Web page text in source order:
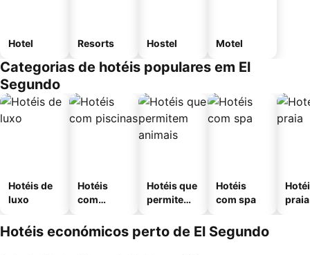
Hotel Resorts Hostel Motel
Categorias de hotéis populares em El
Segundo
Hotéis de
luxo
Hotéis
com
Hotéis que
permitem
Hotéis
com spa
praia
Hotéis económicos perto de El Segundo